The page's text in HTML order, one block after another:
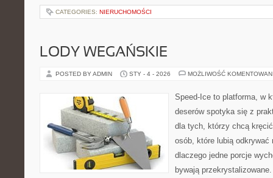
CATEGORIES: NIERUCHOMOŚCI
LODY WEGAŃSKIE
POSTED BY ADMIN STY - 4 - 2026 MOŻLIWOŚĆ
Speed-Ice to platforma, w
deserów spotyka się z
dla tych, którzy chcą
osób, które lubią
dlaczego jedne porcje
bywają